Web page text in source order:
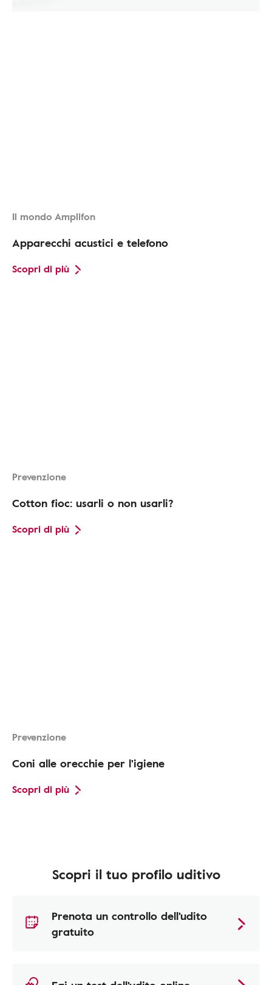
Il mondo Amplifon
Apparecchi acustici e telefono
Scopri di più
Prevenzione
Cotton fioc: usarli o non usarli?
Scopri di più
Prevenzione
Coni alle orecchie per l'igiene
Scopri di più
Scopri il tuo profilo uditivo
Prenota un controllo dell'udito
gratuito